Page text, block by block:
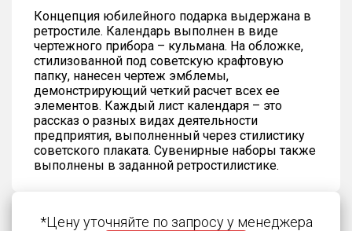
Концепция юбилейного подарка выдержана в
ретростиле. Календарь выполнен в виде
чертежного прибора – кульмана. На обложке,
стилизованной под советскую крафтовую
папку, нанесен чертеж эмблемы,
демонстрирующий четкий расчет всех ее
элементов. Каждый лист календаря – это
рассказ о разных видах деятельности
предприятия, выполненный через стилистику
советского плаката. Сувенирные наборы также
выполнены в заданной ретростилистике.
*Цену уточняйте по запросу у менеджера